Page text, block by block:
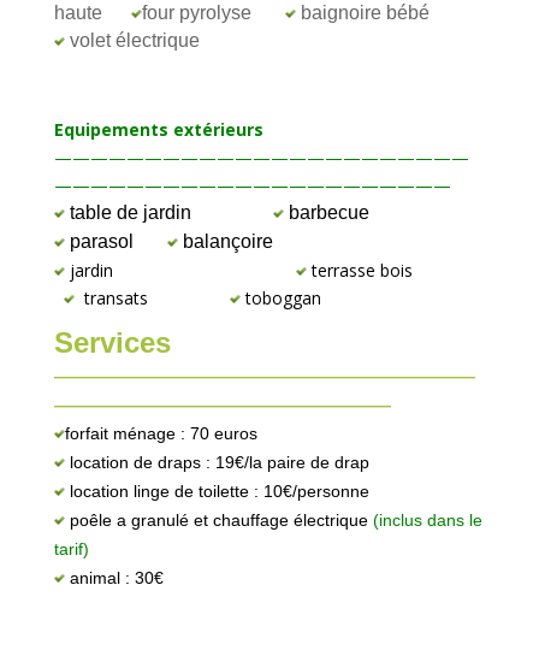
haute
four pyrolyse
baignoire bébé
volet électrique
Equipements extérieurs
———————————————————————
——————————————————————
table de jardin
barbecue
parasol
balançoire
jardin
terrasse bois
transats
toboggan
Services
—————————————————————————
————————————————————
forfait ménage : 70 euros
location de draps : 19€/la paire de drap
location linge de toilette : 10€/personne
poêle a granulé et chauffage électrique (inclus dans le
tarif)
animal : 30€